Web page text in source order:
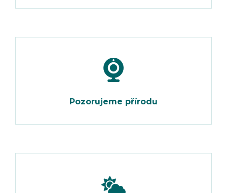
Pozorujeme přírodu